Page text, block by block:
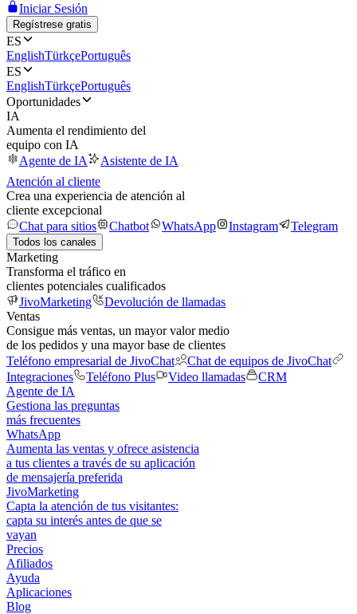
Iniciar Sesión
Regístrese gratis
ES
EnglishTürkçePortuguês
ES
EnglishTürkçePortuguês
Oportunidades
IA
Aumenta el rendimiento del
equipo con IA
Agente de IA
Asistente de IA
Atención al cliente
Crea una experiencia de atención al
cliente excepcional
Chat para sitios
Chatbot WhatsApp Instagram Telegram
Todos los canales
Marketing
Transforma el tráfico en
clientes potenciales cualificados
JivoMarketing
Devolución de llamadas
Ventas
Consigue más ventas, un mayor valor medio
de los pedidos y una mayor base de clientes
Teléfono empresarial de JivoChat
Chat de equipos de JivoChat
Integraciones
Teléfono Plus Video llamadas
CRM
Agente de IA
Gestiona las preguntas
más frecuentes
WhatsApp
Aumenta las ventas y ofrece asistencia
a tus clientes a través de su aplicación
de mensajería preferida
JivoMarketing
Capta la atención de tus visitantes:
capta su interés antes de que se
vayan
Precios
Afiliados
Ayuda
Aplicaciones
Blog